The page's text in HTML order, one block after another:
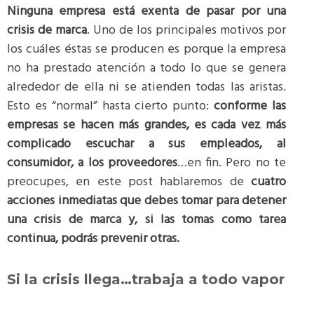
Ninguna empresa está exenta de pasar por una
crisis de marca. Uno de los principales motivos por
los cuáles éstas se producen es porque la empresa
no ha prestado atención a todo lo que se genera
alrededor de ella ni se atienden todas las aristas.
Esto es “normal” hasta cierto punto:conforme las
empresas se hacen más grandes, es cada vez más
complicado escuchar a sus empleados, al
consumidor, a los proveedores…en fin. Pero no te
preocupes, en este post hablaremos de cuatro
acciones inmediatas que debes tomar para detener
una crisis de marca y, si las tomas como tarea
continua, podrás prevenir otras.
Si la crisis llega…trabaja a todo vapor